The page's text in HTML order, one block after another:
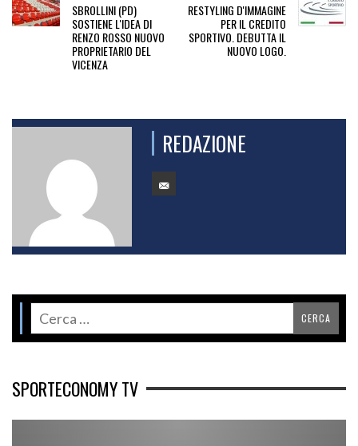
SBROLLINI (PD)
SOSTIENE L'IDEA DI
RENZO ROSSO NUOVO
PROPRIETARIO DEL
VICENZA
RESTYLING D'IMMAGINE
PER IL CREDITO
SPORTIVO. DEBUTTA IL
NUOVO LOGO.
REDAZIONE
SPORTECONOMY TV